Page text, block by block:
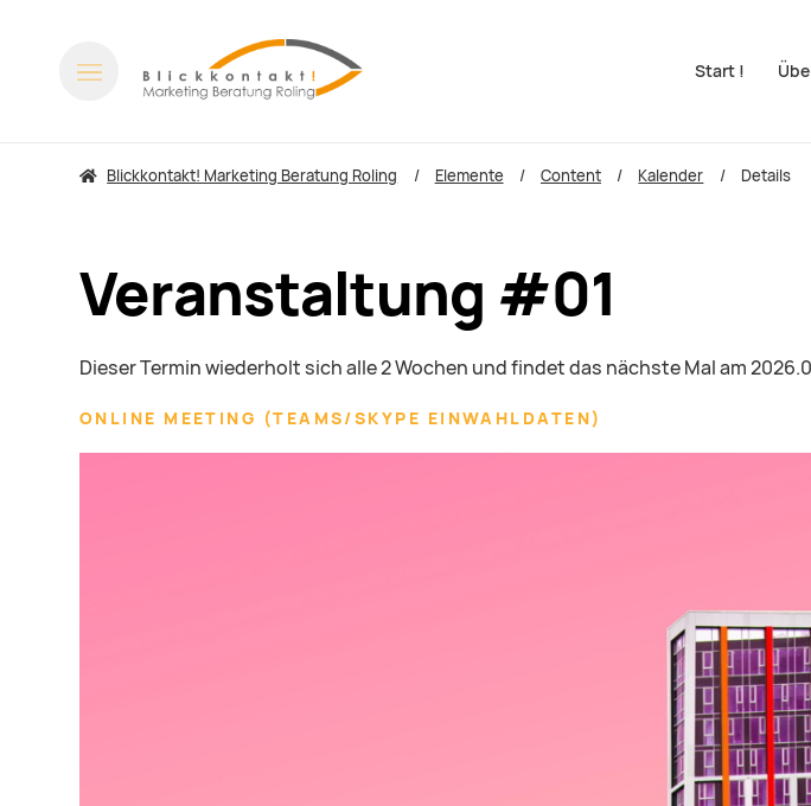
Start !
Blickkontakt! Marketing Beratung Roling Elemente Content Kalender Details
Veranstaltung #01
Dieser Termin wiederholt sich alle 2 Wochen und findet das nächste Mal am
ONLINE MEETING (TEAMS/SKYPE EINWAHLDATEN)